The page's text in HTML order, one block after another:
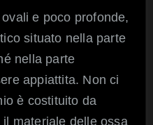
e poco profonde,
situato nella parte
nella parte
appiattita. Non ci
è costituito da
il materiale delle ossa